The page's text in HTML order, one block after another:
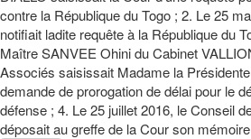
contre la République du Togo ; 2. Le 25
notifiait ladite requête à la République du
Maître SANVEE Ohini du Cabinet
Associés saisissait Madame la Présidente
demande de prorogation de délai pour le
défense ; 4. Le 25 juillet 2016, le Conseil
déposait au greffe de la Cour son